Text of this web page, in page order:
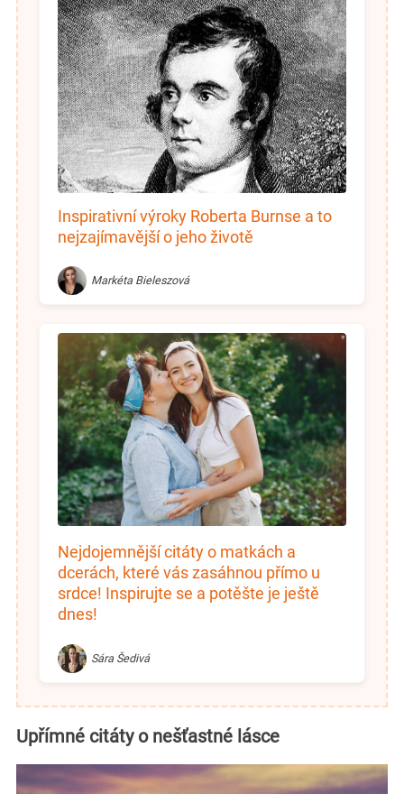
Inspirativní výroky Roberta Burnse a to
nejzajímavější o jeho životě
Markéta Bieleszová
Nejdojemnější citáty o matkách a
dcerách, které vás zasáhnou přímo u
srdce! Inspirujte se a potěšte je ještě
dnes!
Sára Šedivá
Upřímné citáty o nešťastné lásce